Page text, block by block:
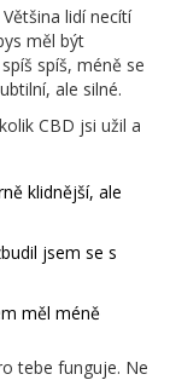
lidí necítí
měl být
spíš, méně se
ale silné.
CBD jsi užil a
klidnější, ale
jsem se s
měl méně
tebe funguje. Ne